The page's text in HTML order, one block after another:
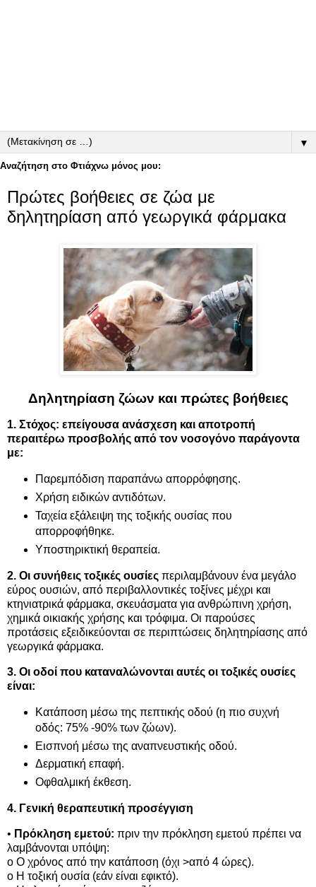
▼
Αναζήτηση στο Φτιάχνω μόνος μου:
Πρώτες βοήθειες σε ζώα με
δηλητηρίαση από γεωργικά φάρμακα
Δηλητηρίαση ζώων και πρώτες βοήθειες
1. Στόχος: επείγουσα ανάσχεση και αποτροπή
περαιτέρω προσβολής από τον νοσογόνο παράγοντα
με:
Παρεμπόδιση παραπάνω απορρόφησης.
Χρήση ειδικών αντιδότων.
Ταχεία εξάλειψη της τοξικής ουσίας που
απορροφήθηκε.
Υποστηρικτική θεραπεία.
2. Οι συνήθεις τοξικές ουσίες περιλαμβάνουν ένα μεγάλο
εύρος ουσιών, από περιβαλλοντικές τοξίνες μέχρι και
κτηνιατρικά φάρμακα, σκευάσματα για ανθρώπινη χρήση,
χημικά οικιακής χρήσης και τρόφιμα. Οι παρούσες
προτάσεις εξειδικεύονται σε περιπτώσεις δηλητηρίασης από
γεωργικά φάρμακα.
3. Οι οδοί που καταναλώνονται αυτές οι τοξικές ουσίες
είναι:
Κατάποση μέσω της πεπτικής οδού (η πιο συχνή
οδός: 75% -90% των ζώων).
Εισπνοή μέσω της αναπνευστικής οδού.
Δερματική επαφή.
Οφθαλμική έκθεση.
4. Γενική θεραπευτική προσέγγιση
• Πρόκληση εμετού: πριν την πρόκληση εμετού πρέπει να
λαμβάνονται υπόψη:
o Ο χρόνος από την κατάποση (όχι >από 4 ώρες).
o Η τοξική ουσία (εάν είναι εφικτό).